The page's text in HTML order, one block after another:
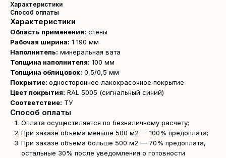
Характеристики
Способ оплаты
Характеристики
Область применения: стены
Рабочая ширина: 1 190 мм
Наполнитель: минеральная вата
Толщина наполнителя: 100 мм
Толщина облицовок: 0,5/0,5 мм
Покрытие: одностороннее лакокрасочное покрытие
Цвет покрытия: RAL 5005 (сигнальный синий)
Соответствие: ТУ
Способ оплаты
Оплата осуществляется по безналичному расчету;
При заказе объема меньше 500 м2 — 100% предоплата;
При заказе объема больше 500 м2 — 70% предоплата,
остальные 30% после уведомления о готовности